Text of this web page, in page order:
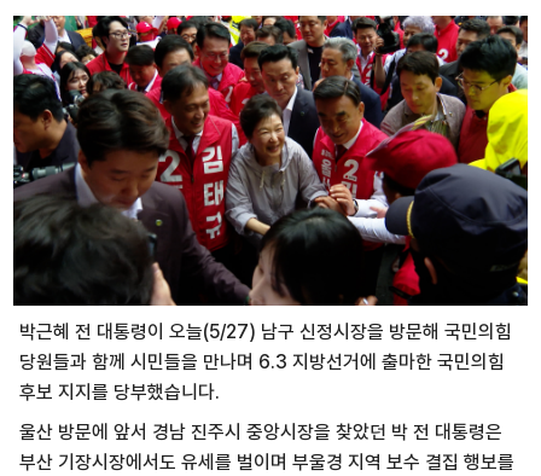
박근혜 전 대통령이 오늘(5/27) 남구 신정시장을 방문해 국민의힘
당원들과 함께 시민들을 만나며 6.3 지방선거에 출마한 국민의힘
후보 지지를 당부했습니다.
울산 방문에 앞서 경남 진주시 중앙시장을 찾았던 박 전 대통령은
부산 기장시장에서도 유세를 벌이며 부울경 지역 보수 결집 행보를